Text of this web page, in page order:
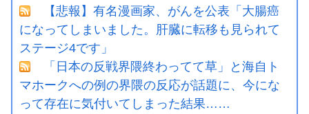
【悲報】有名漫画家、がんを公表「大腸癌
になってしまいました。肝臓に転移も見られて
ステージ4です」
「日本の反戦界隈終わってて草」と海自ト
マホークへの例の界隈の反応が話題に、今にな
って存在に気付いてしまった結果……